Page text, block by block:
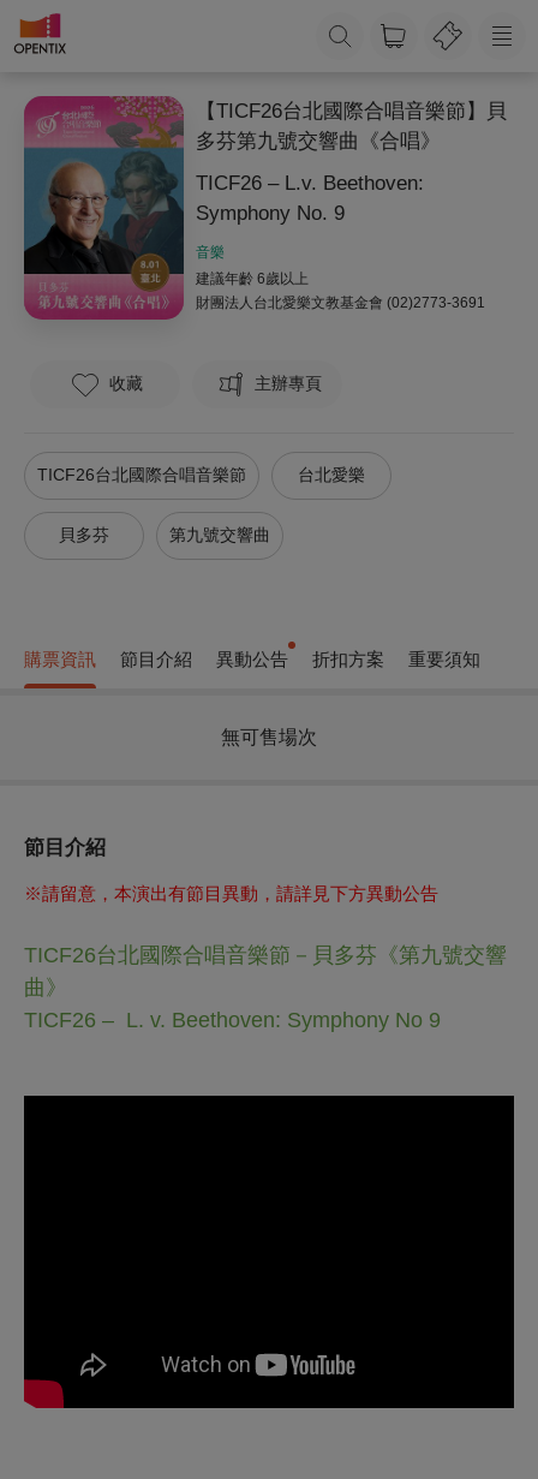
【TICF26台北國際合唱音樂節】貝
多芬第九號交響曲《合唱》
TICF26 – L.v. Beethoven:
Symphony No. 9
音樂
建議年齡 6歲以上
財團法人台北愛樂文教基金會 (02)2773-3691
收藏 主辦專頁
TICF26台北國際合唱音樂節 台北愛樂
貝多芬 第九號交響曲
購票資訊 節目介紹 異動公告 折扣方案 重要須知
無可售場次
節目介紹
※請留意，本演出有節目異動，請詳見下方異動公告
TICF26台北國際合唱音樂節－貝多芬《第九號交響
曲》
TICF26 – L. v. Beethoven: Symphony No 9